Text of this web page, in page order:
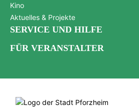
Kino
Aktuelles & Projekte
SERVICE UND HILFE
FÜR VERANSTALTER